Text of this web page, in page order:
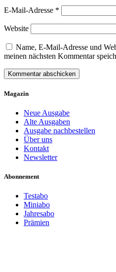
E-Mail-Adresse *
Website
Name, E-Mail-Adresse und
meinen nächsten Kommentar
Magazin
Neue Ausgabe
Alte Ausgaben
Ausgabe nachbestellen
Über uns
Kontakt
Newsletter
Abonnement
Testabo
Miniabo
Jahresabo
Prämien